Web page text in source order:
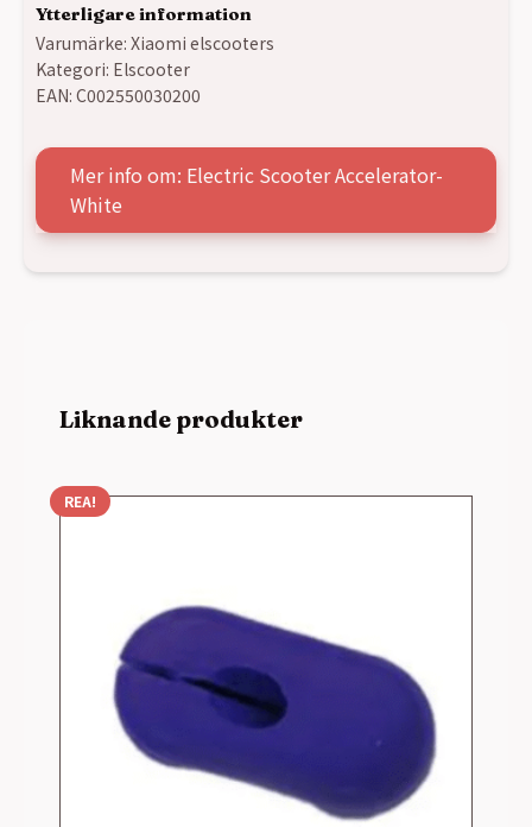
99,00 kr.
49,00 kr.
Ytterligare information
Varumärke: Xiaomi elscooters
Kategori: Elscooter
EAN: C002550030200
Mer info om: Electric Scooter Accelerator-
White
Liknande produkter
REA!